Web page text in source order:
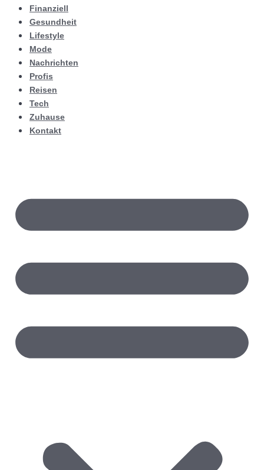
Finanziell
Gesundheit
Lifestyle
Mode
Nachrichten
Profis
Reisen
Tech
Zuhause
Kontakt